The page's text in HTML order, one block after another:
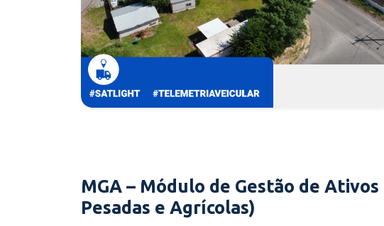
MGA – Módulo de Gestão de Ativos
Pesadas e Agrícolas)